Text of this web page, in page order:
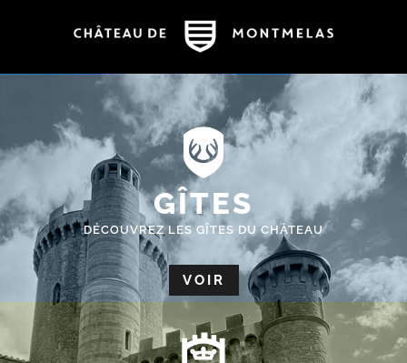
GÎTES
DÉCOUVREZ LES GÎTES DU CHÂTEAU
VOIR